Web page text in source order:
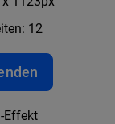
12
Effekt